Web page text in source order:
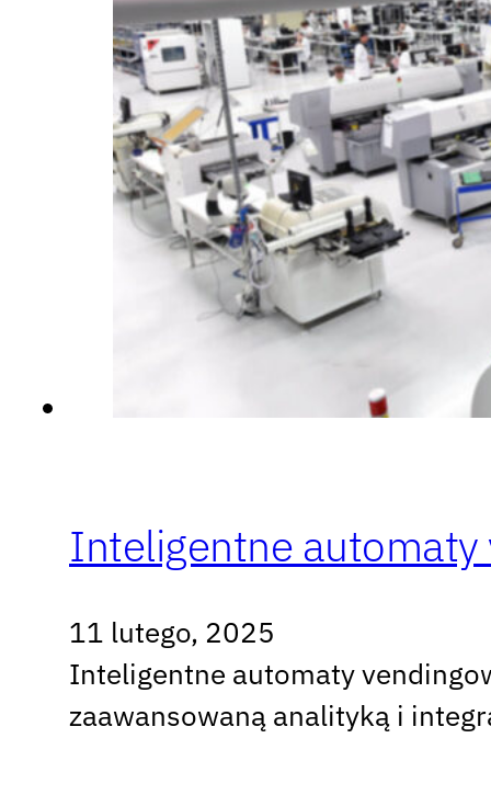
Inteligentne automaty
11 lutego, 2025
Inteligentne automaty
zaawansowaną analityką i